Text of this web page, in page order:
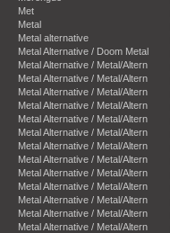
Met
Metal
Metal alternative
Metal Alternative / Doom Metal
Metal Alternative / Metal/Altern
Metal Alternative / Metal/Altern
Metal Alternative / Metal/Altern
Metal Alternative / Metal/Altern
Metal Alternative / Metal/Altern
Metal Alternative / Metal/Altern
Metal Alternative / Metal/Altern
Metal Alternative / Metal/Altern
Metal Alternative / Metal/Altern
Metal Alternative / Metal/Altern
Metal Alternative / Metal/Altern
Metal Alternative / Metal/Altern
Metal Alternative / Metal/Altern